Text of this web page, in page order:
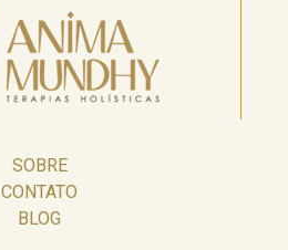
SOBRE
CONTATO
BLOG